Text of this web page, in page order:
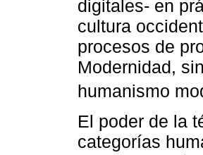
digitales- en
cultura
procesos de
Modernidad,
humanismo
El poder de la
categorías